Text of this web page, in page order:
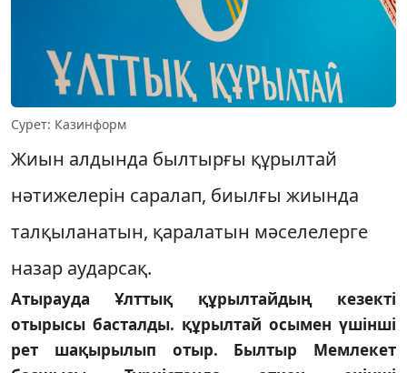
Сурет: Казинформ
Жиын алдында былтырғы құрылтай
нәтижелерін саралап, биылғы жиында
талқыланатын, қаралатын мәселелерге
назар аударсақ.
Атырауда Ұлттық құрылтайдың кезекті
отырысы басталды. құрылтай осымен үшінші
рет шақырылып отыр. Былтыр Мемлекет